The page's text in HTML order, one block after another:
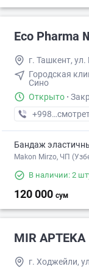
Eco Pharma
г. Ташкент,
Городская
Сино
Открыто ·
+998 (71) XXX-
Бандаж
Makon Mirzo, ЧП
В наличии: 2
120 000 сум
MIR APTEKA
г. Ходжейли,